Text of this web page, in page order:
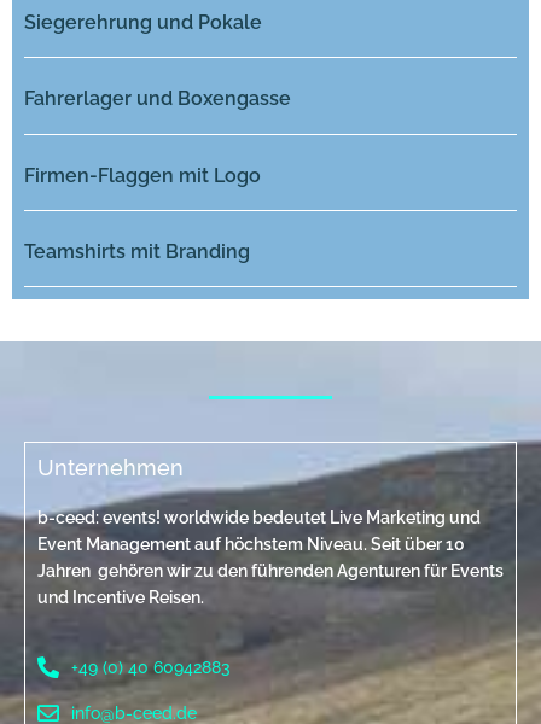
Siegerehrung und Pokale
Fahrerlager und Boxengasse
Firmen-Flaggen mit Logo
Teamshirts mit Branding
Unternehmen
b-ceed: events! worldwide bedeutet Live Marketing und
Event Management auf höchstem Niveau. Seit über 10
Jahren gehören wir zu den führenden Agenturen für Events
und Incentive Reisen.
+49 (0) 40 60942883
info@b-ceed.de